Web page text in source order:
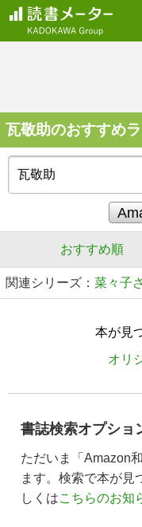
瓦敬助のおすすめ
おすすめ順
関連シリーズ： 菜々子
本が見
オリ
書誌検索オプショ
ただいま「Amazon
ます。検索で本が見
しくはこちらのお知